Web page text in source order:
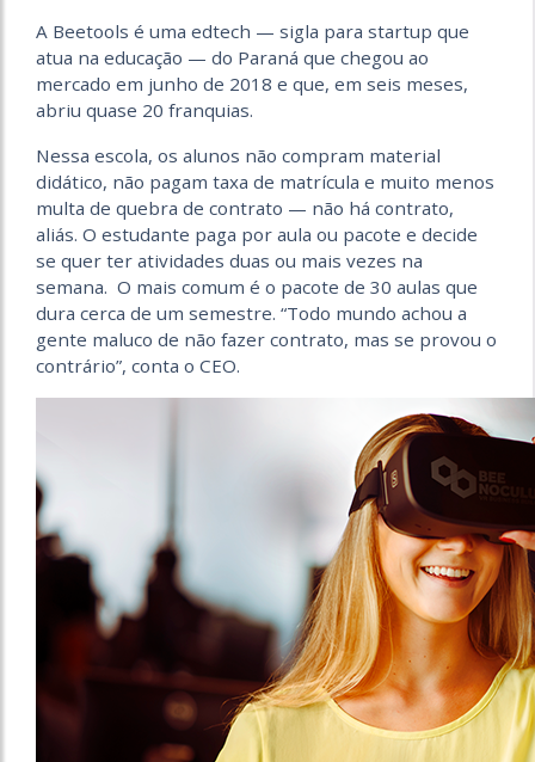
A Beetools é uma edtech — sigla para startup que
atua na educação — do Paraná que chegou ao
mercado em junho de 2018 e que, em seis meses,
abriu quase 20 franquias.
Nessa escola, os alunos não compram material
didático, não pagam taxa de matrícula e muito menos
multa de quebra de contrato — não há contrato,
aliás. O estudante paga por aula ou pacote e decide
se quer ter atividades duas ou mais vezes na
semana. O mais comum é o pacote de 30 aulas que
dura cerca de um semestre. “Todo mundo achou a
gente maluco de não fazer contrato, mas se provou o
contrário”, conta o CEO.